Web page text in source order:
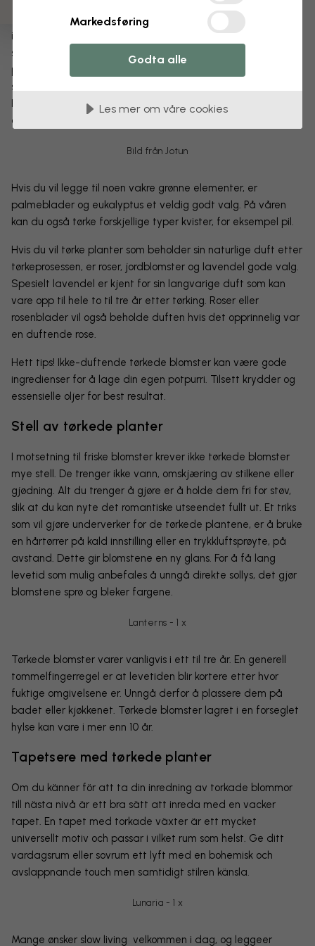
Å dekorere med tørkede planter er som å ta litt av naturen
inn i hjemmet. Derfor er det bra å se hvilke typer blomster
som passer for en bestemt sesong. Generelt er hortensiaer,
protea, banksia, craspedia og crocosmia veldig vakre, det
samme er gress, aks og frøkapsler som valmuer og lotus.
Pampasgress er en bestselger og passer perfekt i alt fra stue
og kjøkken til kontor og terrasse.
Bild från Jotun
Hvis du vil legge til noen vakre grønne elementer, er
palmeblader og eukalyptus et veldig godt valg. På våren
kan du også tørke forskjellige typer kvister, for eksempel pil.
Hvis du vil tørke planter som beholder sin naturlige duft etter
tørkeprosessen, er roser, jordblomster og lavendel gode valg.
Spesielt lavendel er kjent for sin langvarige duft som kan
vare opp til hele to til tre år etter tørking. Roser eller
rosenblader vil også beholde duften hvis det opprinnelig var
en duftende rose.
Hett tips! Ikke-duftende tørkede blomster kan være gode
ingredienser for å lage din egen potpurri. Tilsett krydder og
essensielle oljer for best resultat.
Stell av tørkede planter
I motsetning til friske blomster krever ikke tørkede blomster
mye stell. De trenger ikke vann, omskjæring av stilkene eller
gjødning. Alt du trenger å gjøre er å holde dem fri for støv,
slik at du kan nyte det romantiske utseendet fullt ut. Et triks
som vil gjøre underverker for de tørkede plantene, er å bruke
en hårtørrer på kald innstilling eller en trykkluftsprøyte, på
avstand. Dette gir blomstene en ny glans. For å få lang
levetid som mulig anbefales å unngå direkte sollys, det gjør
blomstene sprø og bleker fargene.
Lanterns - 1 x
Tørkede blomster varer vanligvis i ett til tre år. En generell
tommelfingerregel er at levetiden blir kortere etter hvor
fuktige omgivelsene er. Unngå derfor å plassere dem på
badet eller kjøkkenet. Tørkede blomster lagret i en forseglet
hylse kan vare i mer enn 10 år.
Tapetsere med tørkede planter
Om du känner för att ta din inredning av torkade blommor
till nästa nivå är ett bra sätt att inreda med en vacker
tapet. En tapet med torkade växter är ett mycket
universellt motiv och passar i vilket rum som helst. Ge ditt
vardagsrum eller sovrum ett lyft med en bohemisk och
avslappnande touch men samtidigt stilren känsla.
Lunaria - 1 x
Mange ønsker slow living velkommen i dag, og leggeer
Markedsføring
Godta alle
Les mer om våre cookies